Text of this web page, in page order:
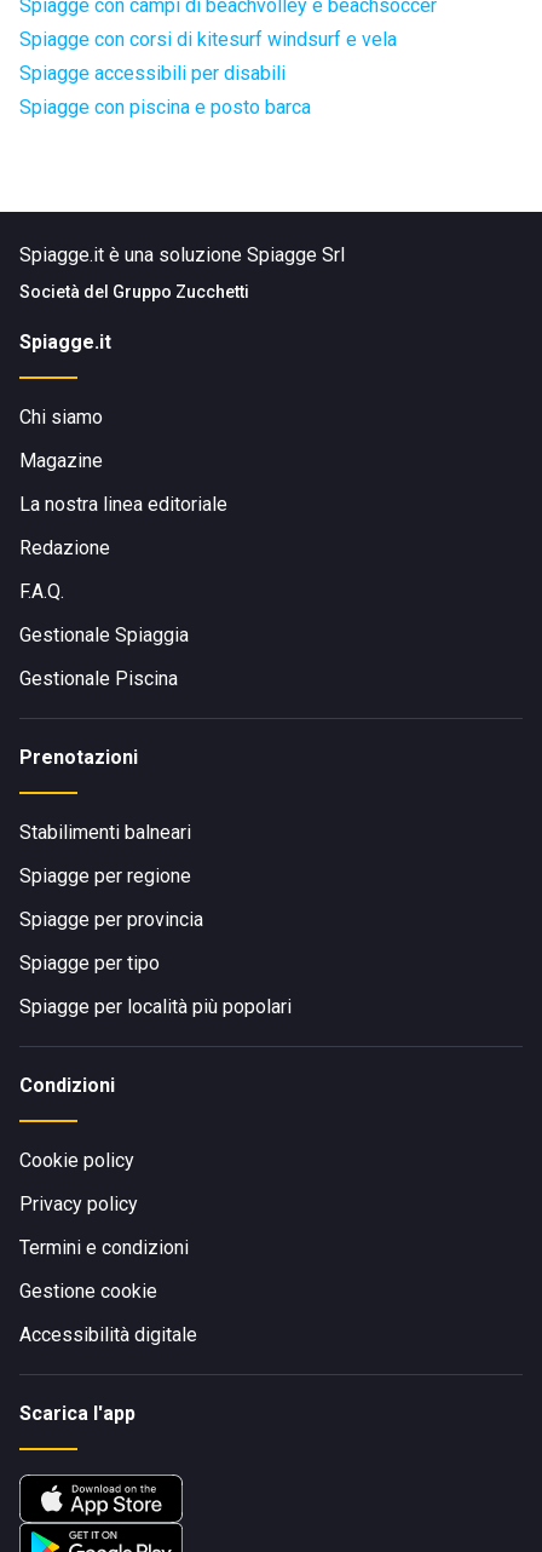
Spiagge con campi di beachvolley e beachsoccer
Spiagge con corsi di kitesurf windsurf e vela
Spiagge accessibili per disabili
Spiagge con piscina e posto barca
Spiagge.it è una soluzione Spiagge Srl
Società del Gruppo Zucchetti
Spiagge.it
Chi siamo
Magazine
La nostra linea editoriale
Redazione
F.A.Q.
Gestionale Spiaggia
Gestionale Piscina
Prenotazioni
Stabilimenti balneari
Spiagge per regione
Spiagge per provincia
Spiagge per tipo
Spiagge per località più popolari
Condizioni
Cookie policy
Privacy policy
Termini e condizioni
Gestione cookie
Accessibilità digitale
Scarica l'app